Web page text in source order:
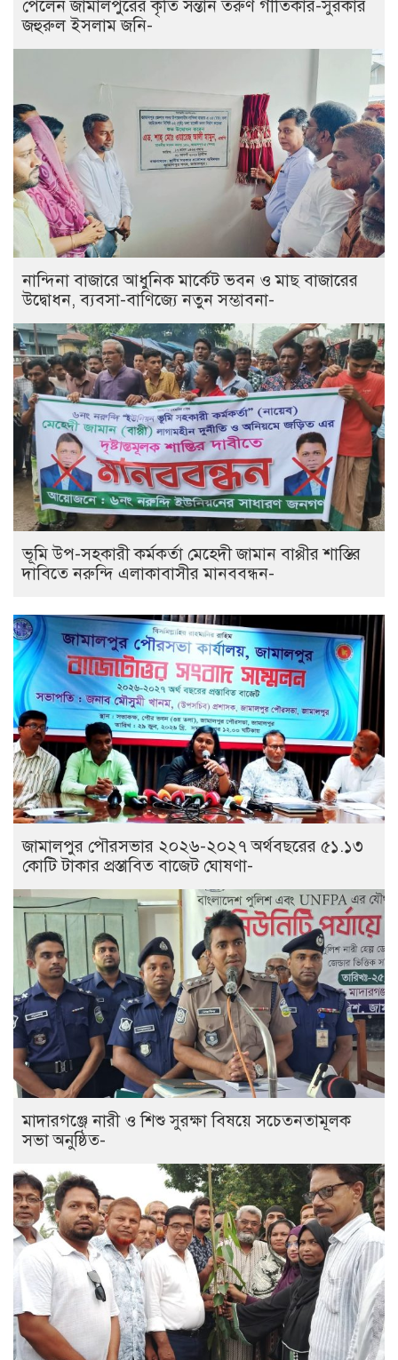
পেলেন জামালপুরের কৃতি সন্তান তরুণ গীতিকার-সুরকার
জহুরুল ইসলাম জনি-
নান্দিনা বাজারে আধুনিক মার্কেট ভবন ও মাছ বাজারের
উদ্বোধন, ব্যবসা-বাণিজ্যে নতুন সম্ভাবনা-
ভূমি উপ-সহকারী কর্মকর্তা মেহেদী জামান বাপ্পীর শাস্তির
দাবিতে নরুন্দি এলাকাবাসীর মানববন্ধন-
জামালপুর পৌরসভার ২০২৬-২০২৭ অর্থবছরের ৫১.১৩
কোটি টাকার প্রস্তাবিত বাজেট ঘোষণা-
মাদারগঞ্জে নারী ও শিশু সুরক্ষা বিষয়ে সচেতনতামূলক
সভা অনুষ্ঠিত-